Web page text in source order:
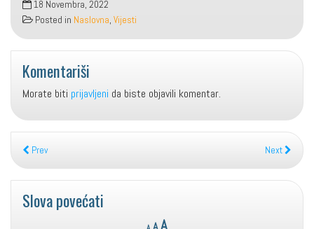
18 Novembra, 2022
Posted in Naslovna, Vijesti
Komentariši
Morate biti prijavljeni da biste objavili komentar.
Prev Next
Slova povećati
Decrease
Reset
Increase